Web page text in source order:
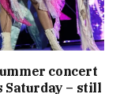
concert
Saturday – still